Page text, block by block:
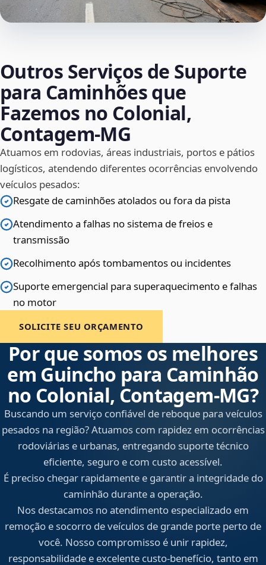
Outros Serviços de Suporte
para Caminhões que
Fazemos no Colonial,
Contagem‑MG
Atuamos em rodovias, áreas industriais, portos e pátios
logísticos, atendendo diferentes ocorrências envolvendo
veículos pesados:
Resgate de caminhões atolados ou fora da pista
Atendimento a falhas no sistema de freios e
transmissão
Recolhimento após tombamentos ou incidentes
Suporte emergencial para superaquecimento e falhas
no motor
SOLICITE SEU ORÇAMENTO
Por que somos os melhores
em Guincho para Caminhão
no Colonial, Contagem‑MG?
Buscando um serviço confiável de reboque para veículos
pesados na região? Atuamos com rapidez em ocorrências
rodoviárias e urbanas, entregando suporte técnico
eficiente, seguro e com custo acessível.
É preciso chegar rapidamente e garantir a integridade do
caminhão durante a operação.
Nos destacamos no atendimento especializado em
remoção e socorro de veículos de grande porte perto de
você. Nosso compromisso é unir rapidez,
responsabilidade e excelente custo-benefício, tanto em